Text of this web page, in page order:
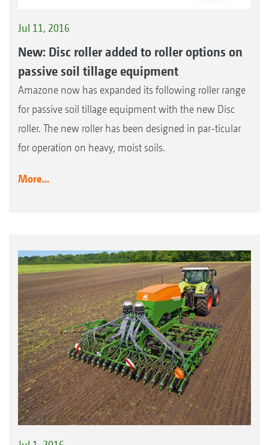
Jul 11, 2016
New: Disc roller added to roller options on
passive soil tillage equipment
Amazone now has expanded its following roller range
for passive soil tillage equipment with the new Disc
roller. The new roller has been designed in par-ticular
for operation on heavy, moist soils.
More...